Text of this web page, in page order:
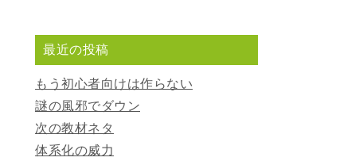
最近の投稿
もう初心者向けは作らない
謎の風邪でダウン
次の教材ネタ
体系化の威力